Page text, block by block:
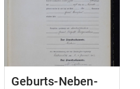
Geburts-Neben-